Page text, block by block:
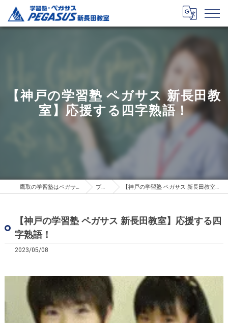
【神戸の学習塾 ペガサス 新長田教
室】応援する四字熟語！
鷹取の学習塾はペガサス新長田教室 ブログ 【神戸の学習塾 ペガサス 新長田教室】応援する四字熟語！
【神戸の学習塾 ペガサス 新長田教室】応援する四
字熟語！
2023/05/08